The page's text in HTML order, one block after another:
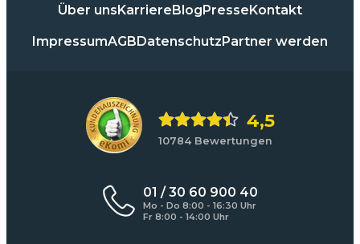
Über unsKarriereBlogPresseKontakt
ImpressumAGBDatenschutzPartner werden
4,5
10784 Bewertungen
01 / 30 60 900 40
Mo - Do 8:00 - 16:30 Uhr
Fr 8:00 - 14:00 Uhr